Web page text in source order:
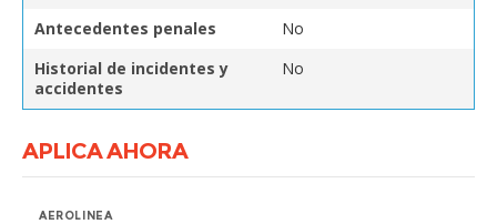
Antecedentes penales
No
Historial de incidentes y
accidentes
No
APLICA AHORA
AEROLINEA